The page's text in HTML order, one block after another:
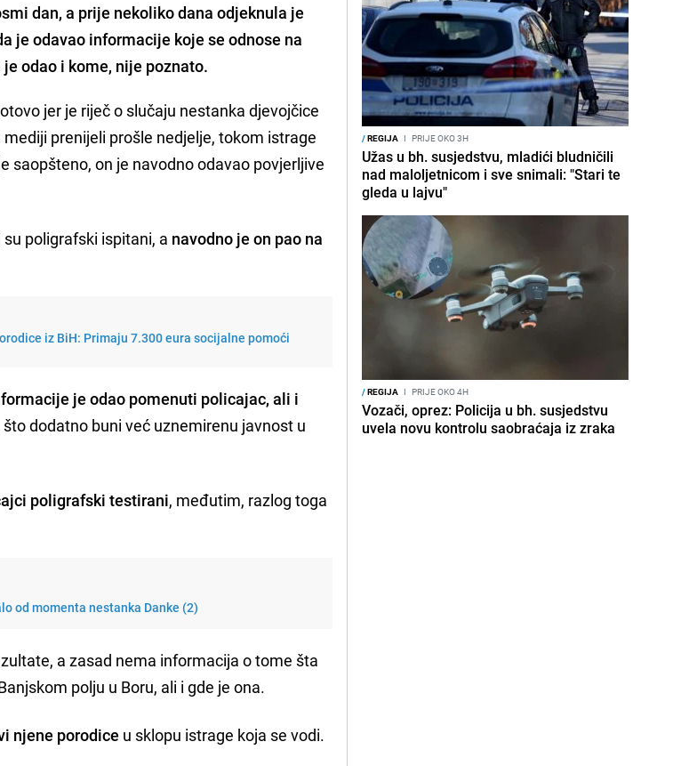
dan, a prije nekoliko dana odjeknula je
je odavao informacije koje se odnose na
odao i kome, nije poznato.
jer je riječ o slučaju nestanka djevojčice
prenijeli prošle nedjelje, tokom istrage
saopšteno, on je navodno odavao povjerljive
poligrafski ispitani, a navodno je on pao na
iz BiH: Primaju 7.300 eura socijalne pomoći
je odao pomenuti policajac, ali i
dodatno buni već uznemirenu javnost u
poligrafski testirani, međutim, razlog toga
od momenta nestanka Danke (2)
a zasad nema informacija o tome šta
polju u Boru, ali i gde je ona.
njene porodice u sklopu istrage koja se vodi.
/REGIJA I PRIJE OKO 3H
Užas u bh. susjedstvu, mladići bludničili
nad maloljetnicom i sve snimali: "Stari te
gleda u lajvu"
/REGIJA I PRIJE OKO 4H
Vozači, oprez: Policija u bh. susjedstvu
uvela novu kontrolu saobraćaja iz zraka